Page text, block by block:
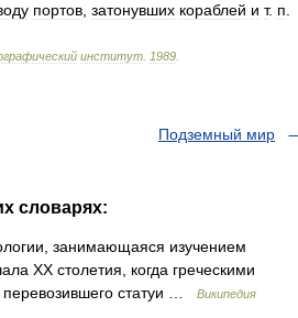
портов затонувших кораблей и т. п
институт 1989
Подземный мир
словарях:
занимающаяся изучением
ХХ столетия, когда греческими
статуи …
Википедия